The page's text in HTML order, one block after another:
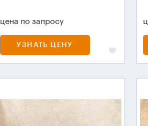
цена по запросу
УЗНАТЬ ЦЕНУ